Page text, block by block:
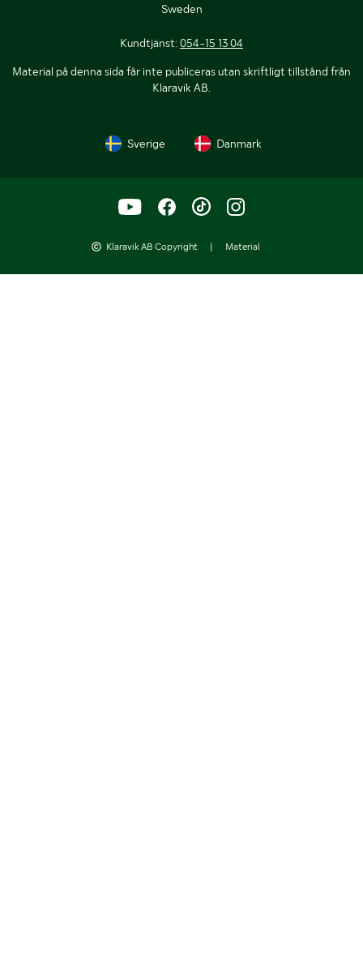
Sweden
Kundtjänst: 054-15 13 04
Material på denna sida får inte publiceras utan skriftligt tillstånd från
Klaravik AB.
Sverige Danmark
Klaravik AB Copyright | Material